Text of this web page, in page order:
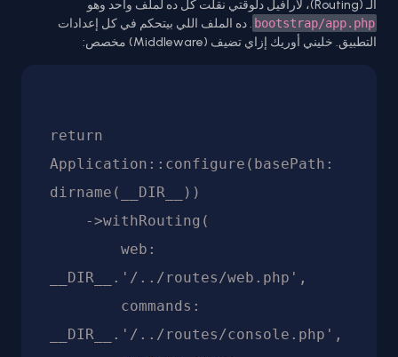
الـ (Routing)، لارافيل دلوقتي نقلت كل ده لملف واحد وهو
bootstrap/app.php . ده الملف اللي بيتحكم في كل إعدادات
التطبيق. خليني أوريك إزاي تضيف (Middleware) مخصص:
return
Application::configure(basePath:
dirname(__DIR__))
__DIR__.'/../routes/web.php',
__DIR__.'/../routes/console.php',